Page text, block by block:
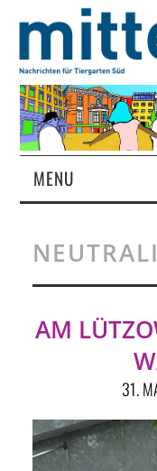
MENU
MAGAZIN
ÜBER UNS
SPONSORING
AM
31.